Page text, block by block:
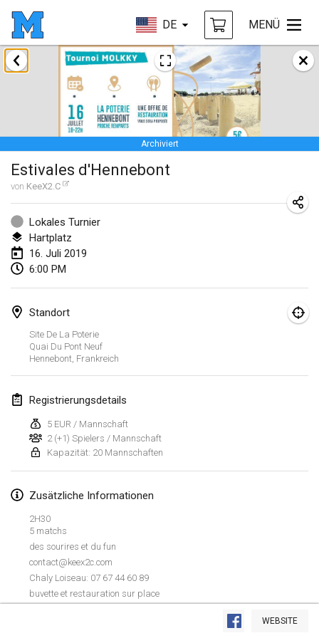
DE MENÜ
Liste anzeigen
Archiviert
Estivales d'Hennebont
von KeeX2.C
Lokales Turnier
Hartplatz
16. Juli 2019
6:00 PM
Standort
Site De La Poterie
Quai Du Pont Neuf
Hennebont, Frankreich
Registrierungsdetails
5 EUR / Mannschaft
2 (+1) Spielers / Mannschaft
Kapazität: 20 Mannschaften
Zusätzliche Informationen
2H30
5 matchs
des sourires et du fun
contact@keex2c.com
Chaly Loiseau: 07 67 44 60 89
buvette et restauration sur place
WEBSITE
Januar 2019
New Year's Throw Mölkky
1. Jan. 2019|Tschechische Republik
Tournoi Mixte ASPTTOM
20. Jan. 2019|Frankreich
Tournoi d'Hiver
26. Jan. 2019
Liekki Cup
26. Jan. 2019
26. Jan. 2019
Februar 2019
2. Feb. 2019|Finnland
Lumi Mölkky
9. Feb. 2019| Finnland
Tournoi de la St Valentin
OTH
16. Feb. 2019|Finnland
Indoor des Bouchons